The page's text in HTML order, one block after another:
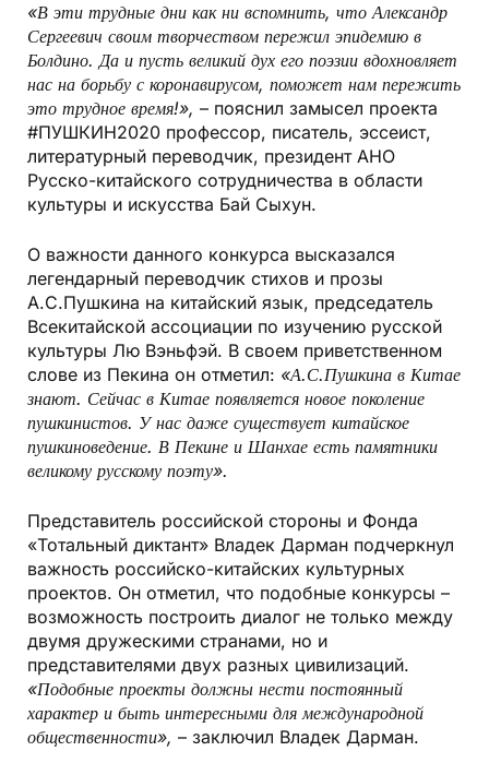
«В эти трудные дни как ни вспомнить, что Александр
Сергеевич своим творчеством пережил эпидемию в
Болдино. Да и пусть великий дух его поэзии вдохновляет
нас на борьбу с коронавирусом, поможет нам пережить
это трудное время!», – пояснил замысел проекта
#ПУШКИН2020 профессор, писатель, эссеист,
литературный переводчик, президент АНО
Русско-китайского сотрудничества в области
культуры и искусства Бай Сыхун.
О важности данного конкурса высказался
легендарный переводчик стихов и прозы
А.С.Пушкина на китайский язык, председатель
Всекитайской ассоциации по изучению русской
культуры Лю Вэньфэй. В своем приветственном
слове из Пекина он отметил: «А.С.Пушкина в Китае
знают. Сейчас в Китае появляется новое поколение
пушкинистов. У нас даже существует китайское
пушкиноведение. В Пекине и Шанхае есть памятники
великому русскому поэту».
Представитель российской стороны и Фонда
«Тотальный диктант» Владек Дарман подчеркнул
важность российско-китайских культурных
проектов. Он отметил, что подобные конкурсы –
возможность построить диалог не только между
двумя дружескими странами, но и
представителями двух разных цивилизаций.
«Подобные проекты должны нести постоянный
характер и быть интересными для международной
общественности», – заключил Владек Дарман.